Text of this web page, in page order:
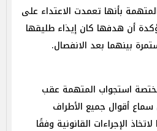
بأنها تعمدت الاعتداء على
أن هدفها كان إيذاء طليقها
بينهما بعد الانفصال.
استجواب المتهمة عقب
أقوال جميع الأطراف
الإجراءات القانونية وفقًا